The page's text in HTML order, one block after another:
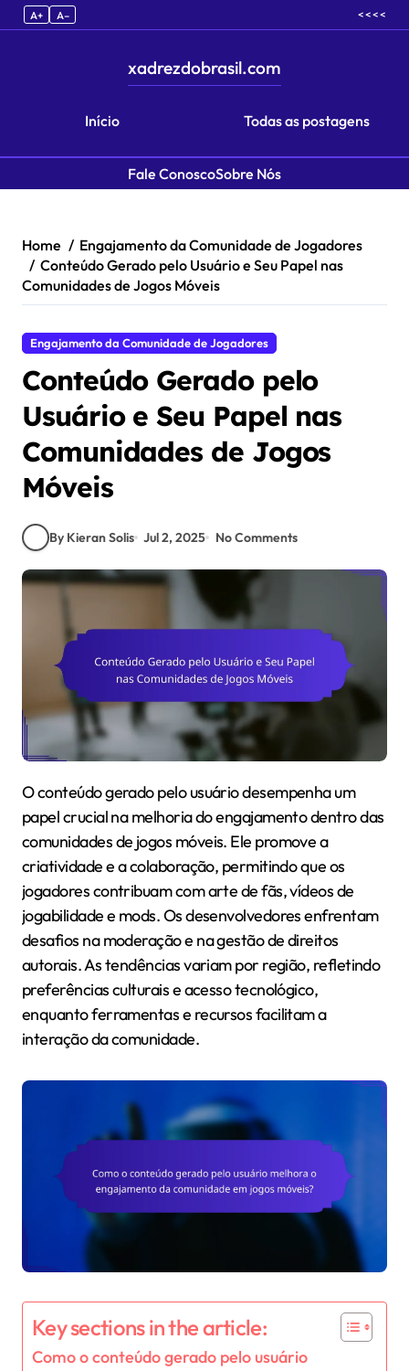
A+ A– < < < <
Início
xadrezdobrasil.com
Todas as postagens
Fale ConoscoSobre Nós
Home
Engajamento da Comunidade de Jogadores
Conteúdo Gerado pelo Usuário e Seu Papel nas
Comunidades de Jogos Móveis
Engajamento da Comunidade de Jogadores
Conteúdo Gerado pelo
Usuário e Seu Papel nas
Comunidades de Jogos
Móveis
By Kieran Solis Jul 2, 2025 No Comments
O conteúdo gerado pelo usuário desempenha um
papel crucial na melhoria do engajamento dentro das
comunidades de jogos móveis. Ele promove a
criatividade e a colaboração, permitindo que os
jogadores contribuam com arte de fãs, vídeos de
jogabilidade e mods. Os desenvolvedores enfrentam
desafios na moderação e na gestão de direitos
autorais. As tendências variam por região, refletindo
preferências culturais e acesso tecnológico,
enquanto ferramentas e recursos facilitam a
interação da comunidade.
Key sections in the article:
Como o conteúdo gerado pelo usuário